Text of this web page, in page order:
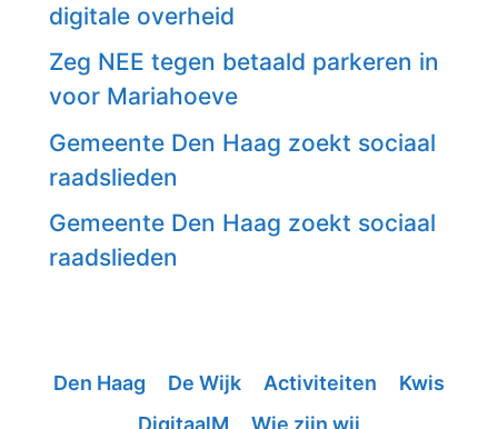
digitale overheid
Zeg NEE tegen betaald parkeren in
voor Mariahoeve
Gemeente Den Haag zoekt sociaal
raadslieden
Gemeente Den Haag zoekt sociaal
raadslieden
Den Haag De Wijk Activiteiten
Kwis
DigitaalM
Wie zijn wij